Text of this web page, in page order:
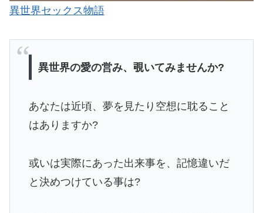
異世界セックス物語
異世界の愛の営み、覗いてみませんか?
あなたは近頃、夢を見たり空想に耽ること
はありますか?
或いは実際にあった出来事を、記憶違いだ
と決めつけている事は?